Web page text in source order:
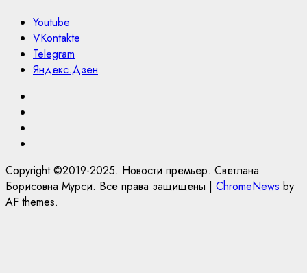
Youtube
VKontakte
Telegram
Яндекс.Дзен
Copyright ©2019-2025. Новости премьер. Светлана
Борисовна Мурси. Все права защищены | ChromeNews by
AF themes.